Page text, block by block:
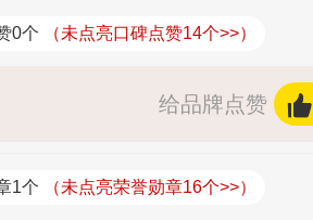
0个 （未点亮口碑点赞14个>>）
给品牌点赞
1个 （未点亮荣誉勋章16个>>）